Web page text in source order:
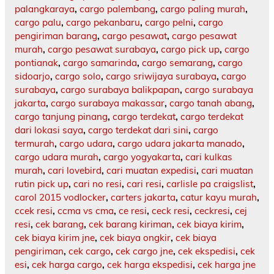
palangkaraya, cargo palembang, cargo paling murah,
cargo palu, cargo pekanbaru, cargo pelni, cargo
pengiriman barang, cargo pesawat, cargo pesawat
murah, cargo pesawat surabaya, cargo pick up, cargo
pontianak, cargo samarinda, cargo semarang, cargo
sidoarjo, cargo solo, cargo sriwijaya surabaya, cargo
surabaya, cargo surabaya balikpapan, cargo surabaya
jakarta, cargo surabaya makassar, cargo tanah abang,
cargo tanjung pinang, cargo terdekat, cargo terdekat
dari lokasi saya, cargo terdekat dari sini, cargo
termurah, cargo udara, cargo udara jakarta manado,
cargo udara murah, cargo yogyakarta, cari kulkas
murah, cari lovebird, cari muatan expedisi, cari muatan
rutin pick up, cari no resi, cari resi, carlisle pa craigslist,
carol 2015 vodlocker, carters jakarta, catur kayu murah,
ccek resi, ccma vs cma, ce resi, ceck resi, ceckresi, cej
resi, cek barang, cek barang kiriman, cek biaya kirim,
cek biaya kirim jne, cek biaya ongkir, cek biaya
pengiriman, cek cargo, cek cargo jne, cek ekspedisi, cek
esi, cek harga cargo, cek harga ekspedisi, cek harga jne